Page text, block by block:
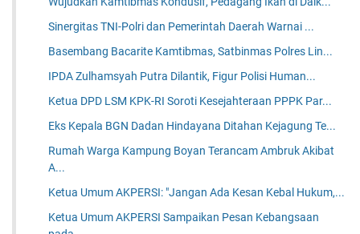
Sinergitas TNI-Polri dan Pemerintah Daerah Warnai ...
Basembang Bacarite Kamtibmas, Satbinmas Polres Lin...
IPDA Zulhamsyah Putra Dilantik, Figur Polisi Human...
Ketua DPD LSM KPK-RI Soroti Kesejahteraan PPPK Par...
Eks Kepala BGN Dadan Hindayana Ditahan Kejagung Te...
Rumah Warga Kampung Boyan Terancam Ambruk Akibat
A...
Ketua Umum AKPERSI: "Jangan Ada Kesan Kebal Hukum,...
Ketua Umum AKPERSI Sampaikan Pesan Kebangsaan